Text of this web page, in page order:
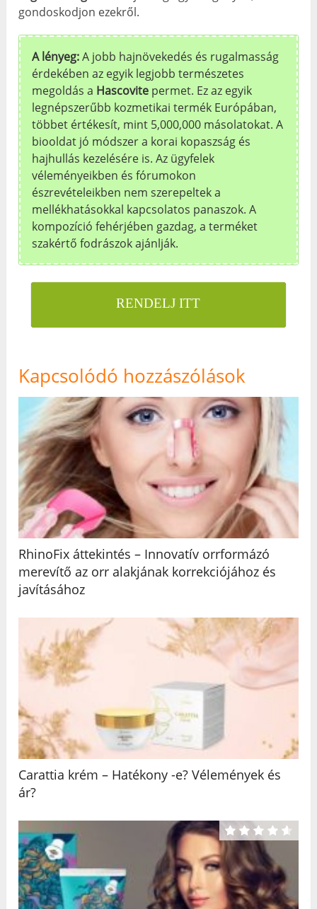
gondoskodjon ezekről.
A lényeg:A jobb hajnövekedés és rugalmasság
érdekében az egyik legjobb természetes
megoldás a Hascovite permet. Ez az egyik
legnépszerűbb kozmetikai termék Európában,
többet értékesít, mint 5,000,000 másolatokat. A
biooldat jó módszer a korai kopaszság és
hajhullás kezelésére is. Az ügyfelek
véleményeikben és fórumokon
észrevételeikben nem szerepeltek a
mellékhatásokkal kapcsolatos panaszok. A
kompozíció fehérjében gazdag, a terméket
szakértő fodrászok ajánlják.
RENDELJ ITT
Kapcsolódó hozzászólások
RhinoFix áttekintés – Innovatív orrformázó
merevítő az orr alakjának korrekciójához és
javításához
Carattia krém – Hatékony -e? Vélemények és
ár?